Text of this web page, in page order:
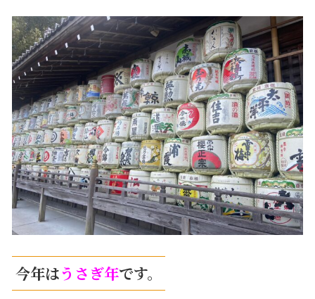
今年はうさぎ年です。